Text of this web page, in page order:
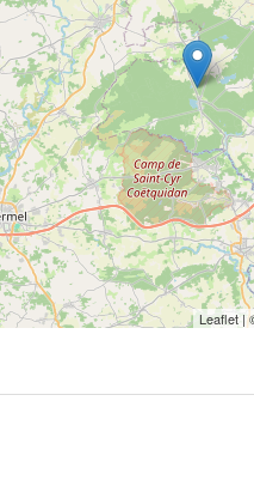
Leaflet |